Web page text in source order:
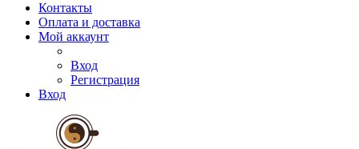
Контакты
Оплата и доставка
Мой аккаунт
Вход
Регистрация
Вход